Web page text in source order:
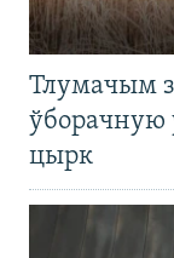
Тлумачым
ўборачную
цырк